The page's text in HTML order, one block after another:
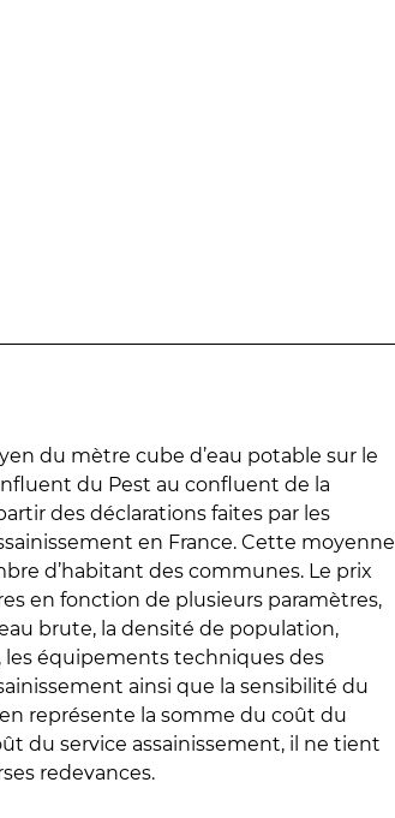
du mètre cube d’eau potable sur le
du Pest au confluent de la
des déclarations faites par les
en France. Cette moyenne
d’habitant des communes. Le prix
en fonction de plusieurs paramètres,
brute, la densité de population,
les équipements techniques des
ainsi que la sensibilité du
représente la somme du coût du
du service assainissement, il ne tient
redevances.